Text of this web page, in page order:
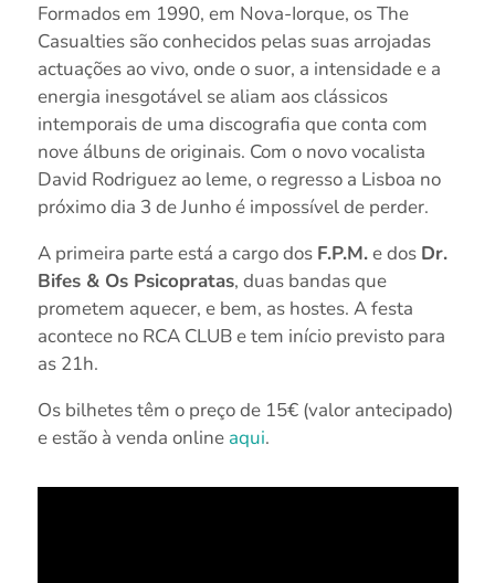
Formados em 1990, em Nova-Iorque, os The
Casualties são conhecidos pelas suas arrojadas
actuações ao vivo, onde o suor, a intensidade e a
energia inesgotável se aliam aos clássicos
intemporais de uma discografia que conta com
nove álbuns de originais. Com o novo vocalista
David Rodriguez ao leme, o regresso a Lisboa no
próximo dia 3 de Junho é impossível de perder.
A primeira parte está a cargo dos F.P.M.e dos Dr.
Bifes & Os Psicopratas, duas bandas que
prometem aquecer, e bem, as hostes. A festa
acontece no RCA CLUB e tem início previsto para
as 21h.
Os bilhetes têm o preço de 15€ (valor antecipado)
e estão à venda online aqui.